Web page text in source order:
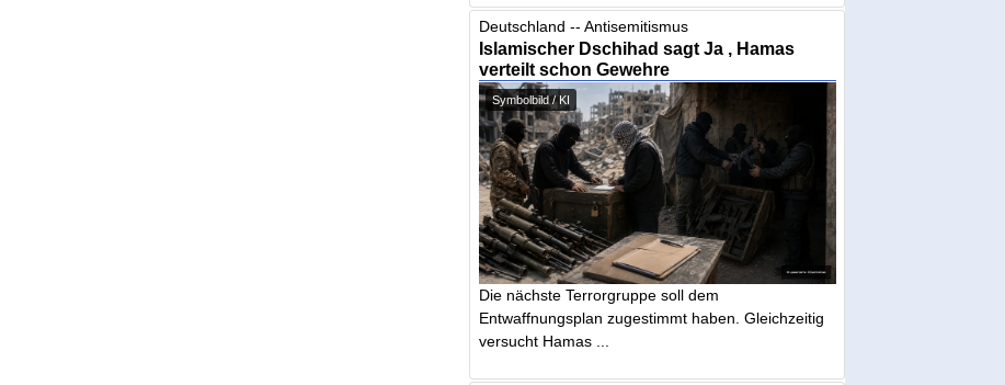
Deutschland -- Antisemitismus
Islamischer Dschihad sagt Ja , Hamas
verteilt schon Gewehre
Symbolbild / KI
Die nächste Terrorgruppe soll dem
Entwaffnungsplan zugestimmt haben. Gleichzeitig
versucht Hamas ...